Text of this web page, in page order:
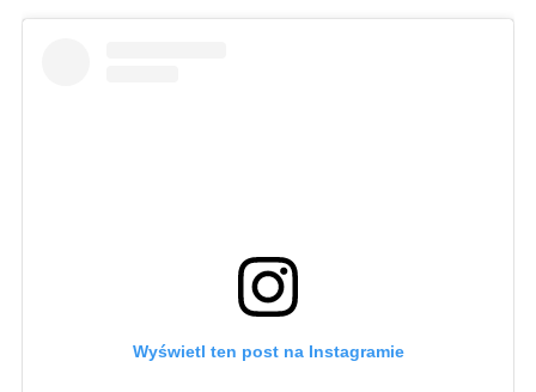
Wyświetl ten post na Instagramie